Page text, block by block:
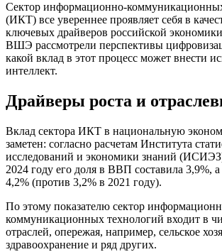
Сектор информационно-
(ИКТ) все увереннее проявляет себя в
ключевых драйверов российской
ВШЭ рассмотрели перспективы
какой вклад в этот процесс может внести
интеллект.
Драйверы роста и
Вклад сектора ИКТ в национальную
заметен: согласно расчетам Института
исследований и экономики знаний
2024 году его доля в ВВП составила 3,9%,
4,2% (против 3,2% в 2021 году).
По этому показателю сектор
коммуникационных технологий входит в
отраслей, опережая, например, сельское
здравоохранение и ряд других.